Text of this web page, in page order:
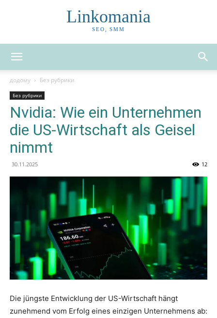
Linkomania
SEO, SMM
додому Без рубрики
Без рубрики
Nvidia: Wie ein Unternehmen
die US-Wirtschaft als Geisel
nimmt
30.11.2025 12
Die jüngste Entwicklung der US-Wirtschaft hängt
zunehmend vom Erfolg eines einzigen Unternehmens ab: